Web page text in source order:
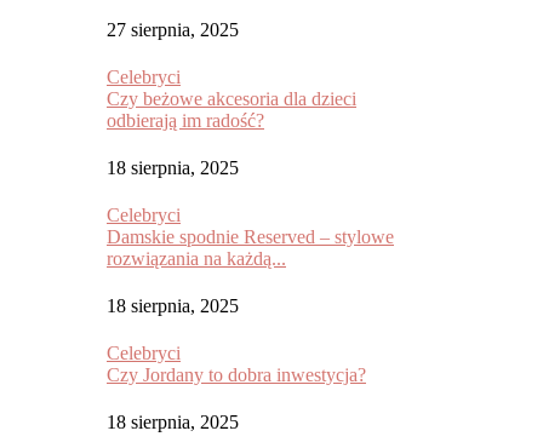
27 sierpnia, 2025
Celebryci
Czy beżowe akcesoria dla dzieci
odbierają im radość?
18 sierpnia, 2025
Celebryci
Damskie spodnie Reserved – stylowe
rozwiązania na każdą...
18 sierpnia, 2025
Celebryci
Czy Jordany to dobra inwestycja?
18 sierpnia, 2025